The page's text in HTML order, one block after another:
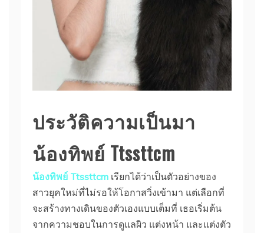
ประวัติความเป็นมา
น้องทิพย์ Ttssttcm
น้องทิพย์ Ttssttcm เรียกได้ว่าเป็นตัวอย่างของ
สาวยุคใหม่ที่ไม่รอให้โอกาสวิ่งเข้ามา แต่เลือกที่
จะสร้างทางเดินของตัวเองแบบเต็มที่ เธอเริ่มต้น
จากความชอบในการดูแลผิว แต่งหน้า และแต่งตัว